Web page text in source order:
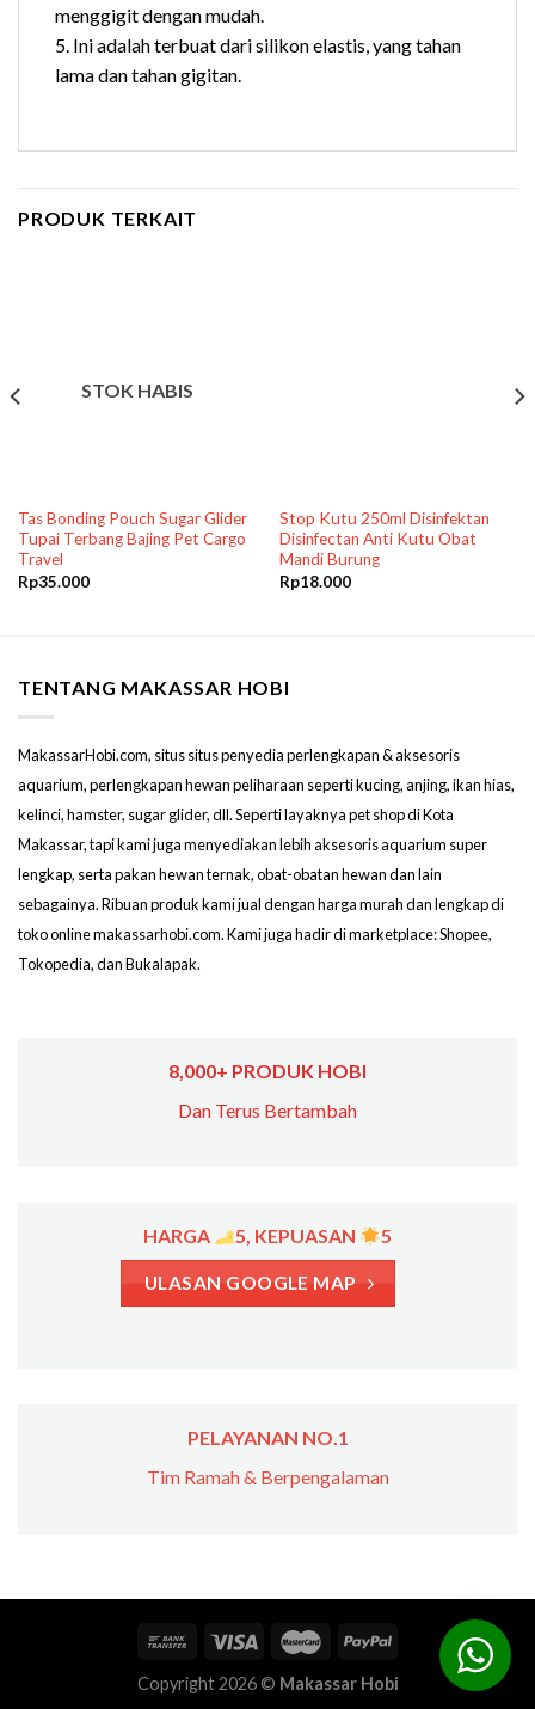
menggigit dengan mudah.
5. Ini adalah terbuat dari silikon elastis, yang tahan
lama dan tahan gigitan.
PRODUK TERKAIT
STOK HABIS
Tas Bonding Pouch Sugar Glider
Tupai Terbang Bajing Pet Cargo
Travel
Rp35.000
Stop Kutu 250ml Disinfektan
Disinfectan Anti Kutu Obat
Mandi Burung
Rp18.000
TENTANG MAKASSAR HOBI
MakassarHobi.com, situs situs penyedia perlengkapan & aksesoris
aquarium, perlengkapan hewan peliharaan seperti kucing, anjing, ikan hias,
kelinci, hamster, sugar glider, dll. Seperti layaknya pet shop di Kota
Makassar, tapi kami juga menyediakan lebih aksesoris aquarium super
lengkap, serta pakan hewan ternak, obat-obatan hewan dan lain
sebagainya. Ribuan produk kami jual dengan harga murah dan lengkap di
toko online makassarhobi.com. Kami juga hadir di marketplace: Shopee,
Tokopedia, dan Bukalapak.
8,000+ PRODUK HOBI
Dan Terus Bertambah
HARGA 5, KEPUASAN 5
ULASAN GOOGLE MAP
PELAYANAN NO.1
Tim Ramah & Berpengalaman
Copyright 2026 © Makassar Hobi